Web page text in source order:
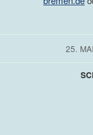
25. /